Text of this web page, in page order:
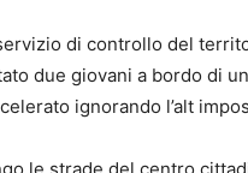
di controllo del
due giovani a bordo di
ignorando l’alt
le strade del centro